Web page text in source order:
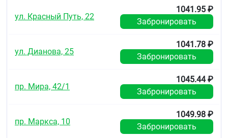
ул. Красный Путь, 22
1041.95 ₽
Забронировать
ул. Дианова, 25
1041.78 ₽
Забронировать
пр. Мира, 42/1
1045.44 ₽
Забронировать
пр. Маркса, 10
1049.98 ₽
Забронировать